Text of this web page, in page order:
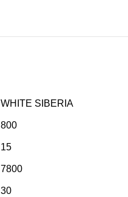
WHITE SIBERIA
800
15
7800
30